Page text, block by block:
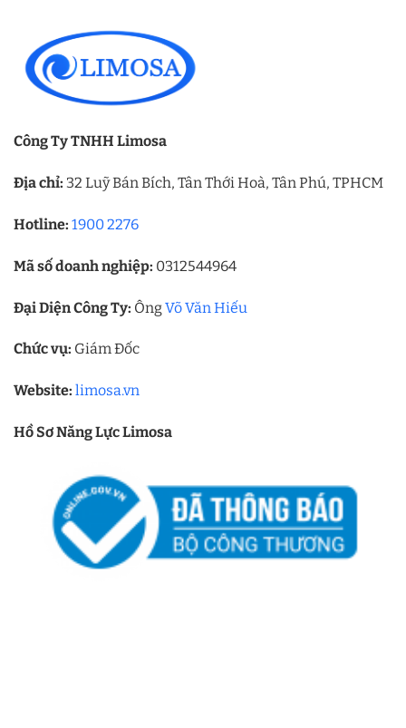
Công Ty TNHH Limosa
Địa chỉ: 32 Luỹ Bán Bích, Tân Thới Hoà, Tân Phú, TPHCM
Hotline: 1900 2276
Mã số doanh nghiệp: 0312544964
Đại Diện Công Ty: ÔngVõ Văn Hiếu
Chức vụ: Giám Đốc
Website: limosa.vn
Hồ Sơ Năng Lực Limosa